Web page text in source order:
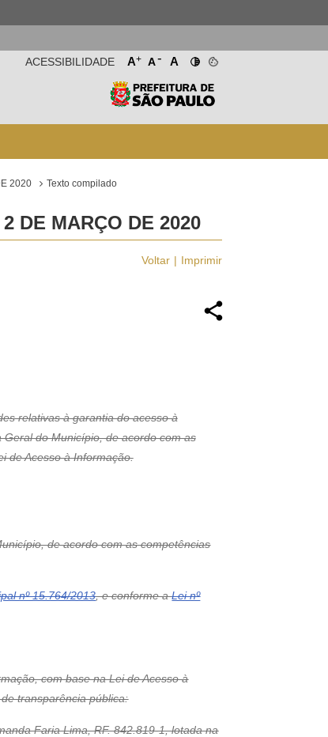
A+ A- A
ACESSIBILIDADE
2020 Texto compilado
DE MARÇO DE 2020
Voltar Imprimir
relativas à garantia do acesso à
do Município, de acordo com as
de Acesso à Informação.
de acordo com as competências
nº 15.764/2013, e conforme aLei nº
com base na Lei de Acesso à
transparência pública:
Faria Lima, RF. 842.819-1, lotada na